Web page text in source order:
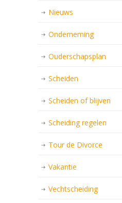
Nieuws
Onderneming
Ouderschapsplan
Scheiden
Scheiden of blijven
Scheiding regelen
Tour de Divorce
Vakantie
Vechtscheiding